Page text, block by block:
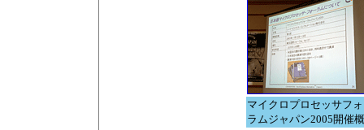
マイクロプロセッサフ
ラムジャパン2005開催